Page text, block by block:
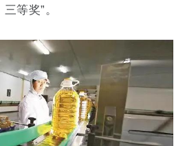
三等奖”。